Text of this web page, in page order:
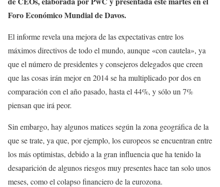
Foro Económico Mundial de Davos.
El informe revela una mejora de las expectativas entre los
máximos directivos de todo el mundo, aunque «con cautela», ya
que el número de presidentes y consejeros delegados que creen
que las cosas irán mejor en 2014 se ha multiplicado por dos en
comparación con el año pasado, hasta el 44%, y sólo un 7%
piensan que irá peor.
Sin embargo, hay algunos matices según la zona geográfica de la
que se trate, ya que, por ejemplo, los europeos se encuentran entre
los más optimistas, debido a la gran influencia que ha tenido la
desaparición de algunos riesgos muy presentes hace tan solo unos
meses, como el colapso financiero de la eurozona.